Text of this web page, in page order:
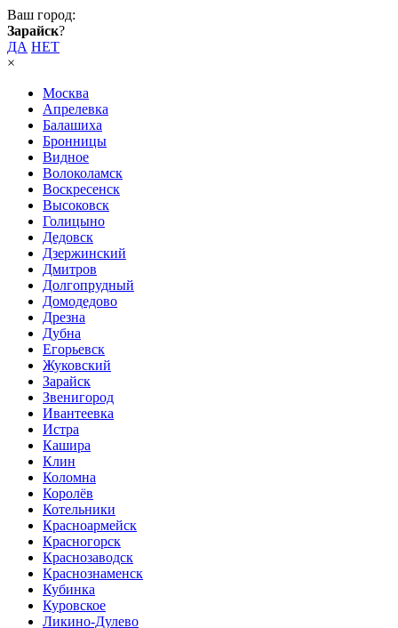
Ваш город:
Зарайск?
ДА НЕТ
×
Москва
Апрелевка
Балашиха
Бронницы
Видное
Волоколамск
Воскресенск
Высоковск
Голицыно
Дедовск
Дзержинский
Дмитров
Долгопрудный
Домодедово
Дрезна
Дубна
Егорьевск
Жуковский
Зарайск
Звенигород
Ивантеевка
Истра
Кашира
Клин
Коломна
Королёв
Котельники
Красноармейск
Красногорск
Краснозаводск
Краснознаменск
Кубинка
Куровское
Ликино-Дулево